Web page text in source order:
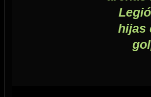
hijas